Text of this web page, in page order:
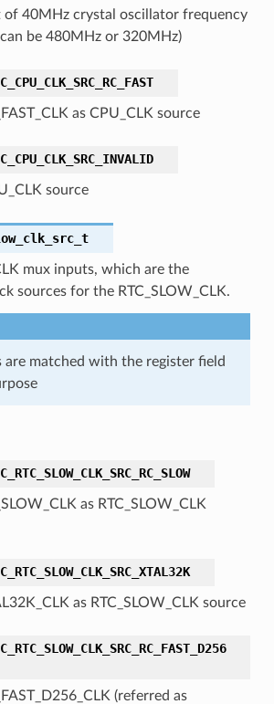
40MHz crystal oscillator frequency
be 480MHz or 320MHz)
as CPU_CLK source
source
mux inputs, which are the
sources for the RTC_SLOW_CLK.
are matched with the register field
as RTC_SLOW_CLK
as RTC_SLOW_CLK source
(referred as